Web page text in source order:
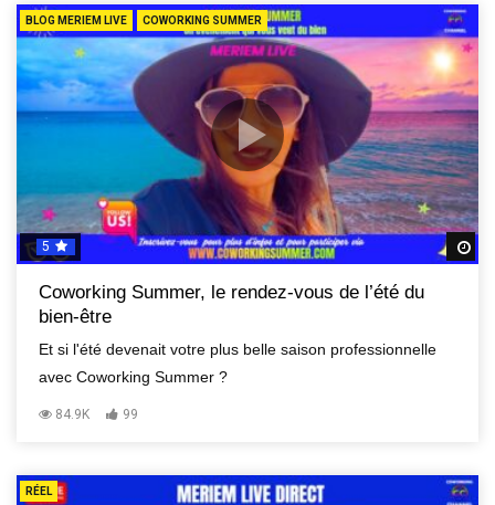
BLOG MERIEM LIVE COWORKING SUMMER
5
Coworking Summer, le rendez-vous de l’été du
bien-être
Et si l'été devenait votre plus belle saison professionnelle
avec Coworking Summer ?
84.9K 99
RÉEL